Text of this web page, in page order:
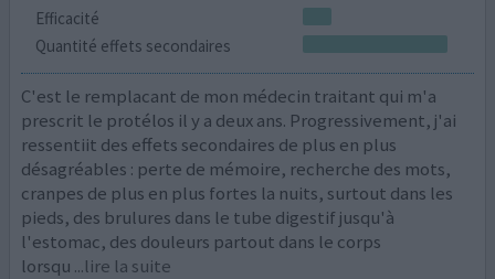
Efficacité
Quantité effets secondaires
C'est le remplacant de mon médecin traitant qui m'a
prescrit le protélos il y a deux ans. Progressivement, j'ai
ressentiit des effets secondaires de plus en plus
désagréables : perte de mémoire, recherche des mots,
cranpes de plus en plus fortes la nuits, surtout dans les
pieds, des brulures dans le tube digestif jusqu'à
l'estomac, des douleurs partout dans le corps
lorsqu ...lire la suite